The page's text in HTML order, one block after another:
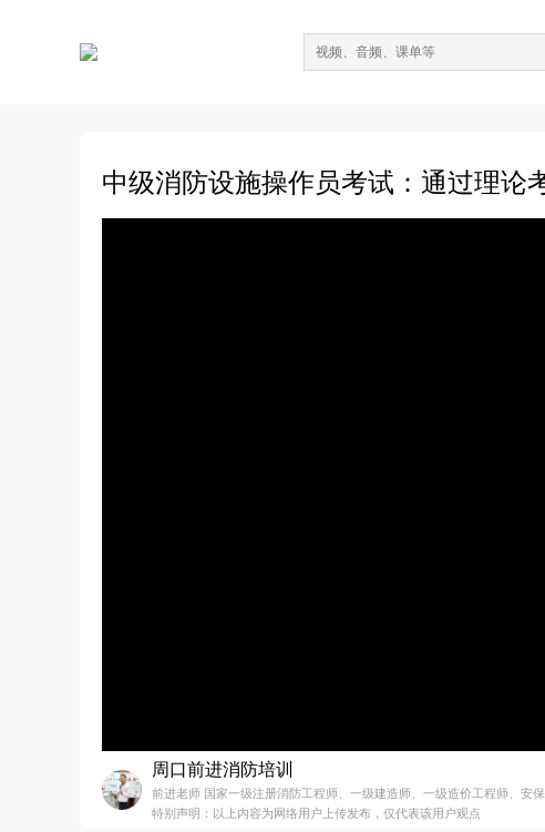
中级消防设施操作员考试：通过理论
周口前进消防培训
前进老师 国家一级注册消防工程师、一级建造师、一级造价工程师、安
特别声明：以上内容为网络用户上传发布，仅代表该用户观点